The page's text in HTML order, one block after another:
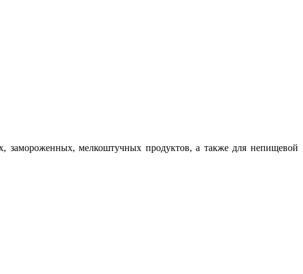
замороженных, мелкоштучных продуктов, а также для непищевой